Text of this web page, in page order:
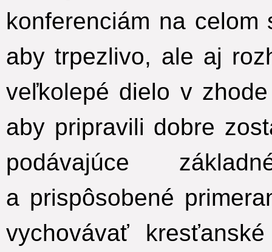
konferenciám na celom
aby trpezlivo, ale aj
veľkolepé dielo v
aby pripravili dobre
podávajúce
a prispôsobené
vychovávať